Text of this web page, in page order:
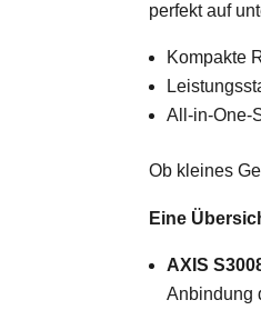
perfekt auf
Kompakte
All-in-One-
Ob kleines
Eine
AXIS
Anbindung